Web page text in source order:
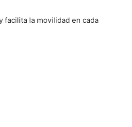
facilita la movilidad en cada